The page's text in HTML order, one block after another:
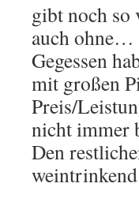
gibt noch so
auch ohne…
Gegessen
mit großen
Preis/
nicht immer
Den